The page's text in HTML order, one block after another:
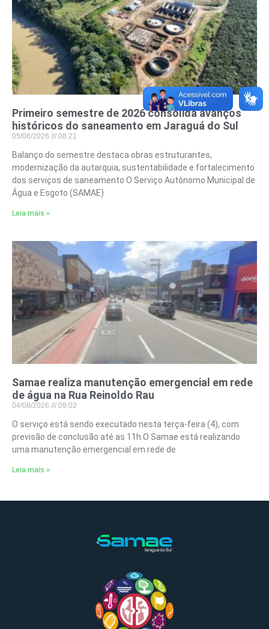
Primeiro semestre de 2026 consolida avanços
históricos do saneamento em Jaraguá do Sul
05/08/2026 08:21
Balanço do semestre destaca obras estruturantes,
modernização da autarquia, sustentabilidade e fortalecimento
dos serviços de saneamento O Serviço Autônomo Municipal de
Água e Esgoto (SAMAE)
Leia mais »
Samae realiza manutenção emergencial em rede
de água na Rua Reinoldo Rau
04/08/2026 09:02
O serviço está sendo executado nesta terça-feira (4), com
previsão de conclusão até as 11h O Samae está realizando
uma manutenção emergencial em rede de
Leia mais »